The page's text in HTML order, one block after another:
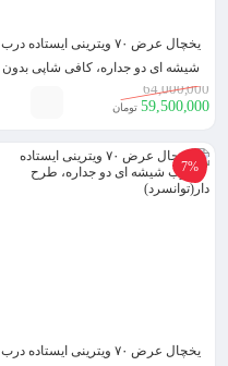
یخچال عرض ۷۰ ویترینی ایستاده درب
شیشه ای دو جداره، کافی شاپی بدون
64,000,000
59,500,000 تومان
7%
یخچال عرض ۷۰ ویترینی ایستاده درب